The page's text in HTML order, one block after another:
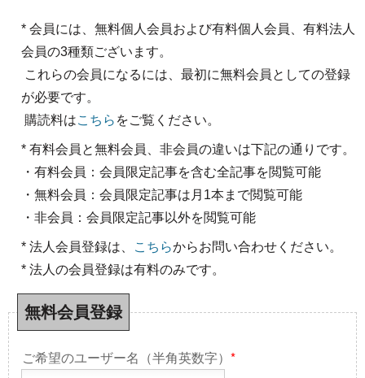
* 会員には、無料個人会員および有料個人会員、有料法人
会員の3種類ございます。
これらの会員になるには、最初に無料会員としての登録
が必要です。
購読料はこちら をご覧ください。
* 有料会員と無料会員、非会員の違いは下記の通りです。
・有料会員：会員限定記事を含む全記事を閲覧可能
・無料会員：会員限定記事は月1本まで閲覧可能
・非会員：会員限定記事以外を閲覧可能
* 法人会員登録は、 こちらからお問い合わせください。
* 法人の会員登録は有料のみです。
無料会員登録
ご希望のユーザー名（半角英数字） *